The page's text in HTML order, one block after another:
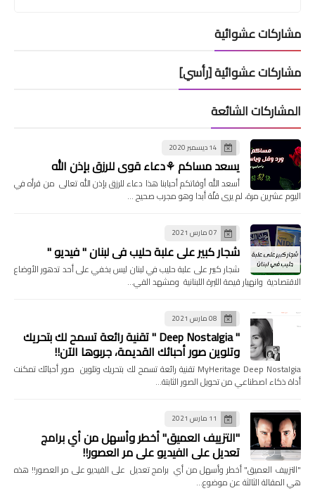
مشاركات عشوائية
مشاركات عشوائية [رأسي]
المشاركات الشائعة
14 ديسمبر 2020
يسعد مساكم ⚘دعاء قوي للرزق بإذن الله
أسعد الله أوقاتكم أحبابنا هذا دعاء للرزق بإذن الله تعالى من قرأه في
اليوم عشرين مرة، لم يرى قلّة أبدا وهو مجرب صحيح …
07 مارس 2021
شجار كبير على علبة حليب في لبنان " فيديو "
شجار كبير على علبة حليب في لبنان ليس بخفي على أحد تدهور الأوضاع
الاقتصادية وانهيار قيمة الليرة اللبنانية ومشهد الفي…
08 مارس 2021
" Deep Nostalgia " تقنية رائعة تسمح لك بتحريك
وتلوين صور أحبائك القديمة، جربوها الآن!!
MyHeritage Deep Nostalgia تقنية رائعة تسمح لك بتحريك وتلوين صور أحبائك تمكنت
أداة ذكاء اصطناعي من تحويل الصور الثابتة…
11 مارس 2021
"التزييف العميق" أخطر وأسهل من أي برامج
تعديل على الفيديو على مر العصور!!
"التزييف العميق" أخطر وأسهل من أي برامج تعديل على الفيديو على مر العصور!! هذه
هي المقالة الثالثة عن موضوع…